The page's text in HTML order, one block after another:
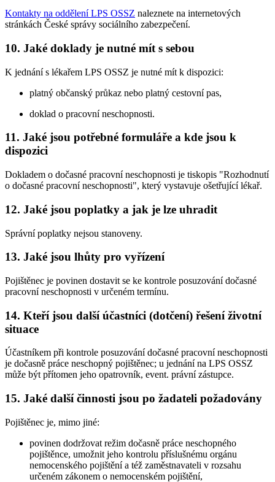
Kontakty na oddělení LPS OSSZ naleznete na internetových
stránkách České správy sociálního zabezpečení.
10. Jaké doklady je nutné mít s sebou
K jednání s lékařem LPS OSSZ je nutné mít k dispozici:
platný občanský průkaz nebo platný cestovní pas,
doklad o pracovní neschopnosti.
11. Jaké jsou potřebné formuláře a kde jsou k
dispozici
Dokladem o dočasné pracovní neschopnosti je tiskopis "Rozhodnutí
o dočasné pracovní neschopnosti", který vystavuje ošetřující lékař.
12. Jaké jsou poplatky a jak je lze uhradit
Správní poplatky nejsou stanoveny.
13. Jaké jsou lhůty pro vyřízení
Pojištěnec je povinen dostavit se ke kontrole posuzování dočasné
pracovní neschopnosti v určeném termínu.
14. Kteří jsou další účastníci (dotčení) řešení životní
situace
Účastníkem při kontrole posuzování dočasné pracovní neschopnosti
je dočasně práce neschopný pojištěnec; u jednání na LPS OSSZ
může být přítomen jeho opatrovník, event. právní zástupce.
15. Jaké další činnosti jsou po žadateli požadovány
Pojištěnec je, mimo jiné:
povinen dodržovat režim dočasně práce neschopného
pojištěnce, umožnit jeho kontrolu příslušnému orgánu
nemocenského pojištění a též zaměstnavateli v rozsahu
určeném zákonem o nemocenském pojištění,